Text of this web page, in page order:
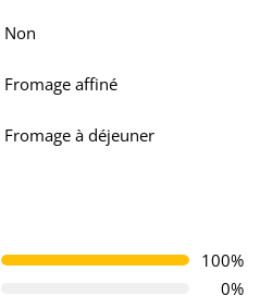
Non
Fromage affiné
Fromage à déjeuner
100%
0%